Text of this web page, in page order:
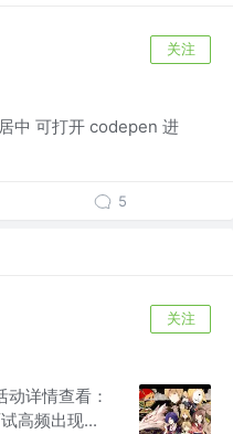
关注
中 可打开 codepen 进
5
关注
详情查看：
高频出现...